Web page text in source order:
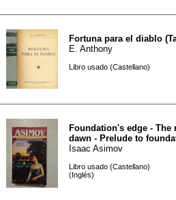
Fortuna para el diablo
E. Anthony
Libro usado (Castellano)
Foundation's edge - The
dawn - Prelude to
Isaac Asimov
Libro usado (Castellano)
(Inglés)